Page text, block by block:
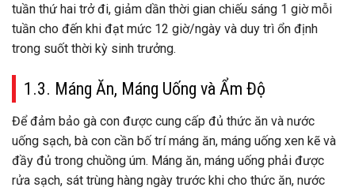
tuần thứ hai trở đi, giảm dần thời gian chiếu sáng 1 giờ mỗi
tuần cho đến khi đạt mức 12 giờ/ngày và duy trì ổn định
trong suốt thời kỳ sinh trưởng.
1.3. Máng Ăn, Máng Uống và Ẩm Độ
Để đảm bảo gà con được cung cấp đủ thức ăn và nước
uống sạch, bà con cần bố trí máng ăn, máng uống xen kẽ và
đầy đủ trong chuồng úm. Máng ăn, máng uống phải được
rửa sạch, sát trùng hàng ngày trước khi cho thức ăn, nước